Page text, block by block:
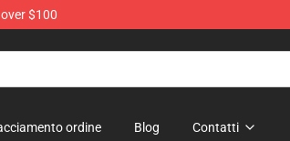
$100
ordine Blog Contatti